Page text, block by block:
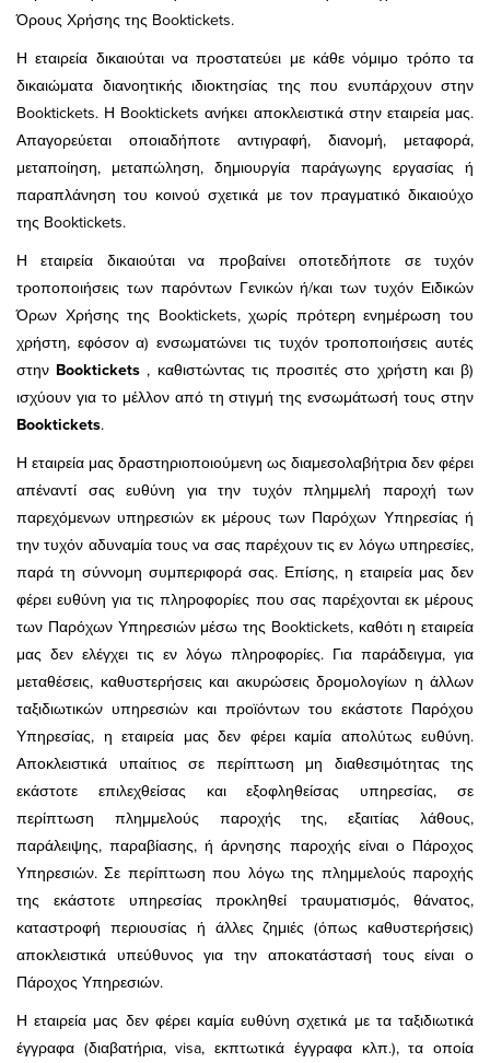
Όρους Χρήσης της Booktickets.
Η εταιρεία δικαιούται να προστατεύει με κάθε νόμιμο τρόπο τα
δικαιώματα διανοητικής ιδιοκτησίας της που ενυπάρχουν στην
Booktickets. Η Booktickets ανήκει αποκλειστικά στην εταιρεία μας.
Απαγορεύεται οποιαδήποτε αντιγραφή, διανομή, μεταφορά,
μεταποίηση, μεταπώληση, δημιουργία παράγωγης εργασίας ή
παραπλάνηση του κοινού σχετικά με τον πραγματικό δικαιούχο
της Booktickets.
Η εταιρεία δικαιούται να προβαίνει οποτεδήποτε σε τυχόν
τροποποιήσεις των παρόντων Γενικών ή/και των τυχόν Ειδικών
Όρων Χρήσης της Booktickets, χωρίς πρότερη ενημέρωση του
χρήστη, εφόσον α) ενσωματώνει τις τυχόν τροποποιήσεις αυτές
στην Booktickets , καθιστώντας τις προσιτές στο χρήστη και β)
ισχύουν για το μέλλον από τη στιγμή της ενσωμάτωσή τους στην
Booktickets.
Η εταιρεία μας δραστηριοποιούμενη ως διαμεσολαβήτρια δεν φέρει
απέναντί σας ευθύνη για την τυχόν πλημμελή παροχή των
παρεχόμενων υπηρεσιών εκ μέρους των Παρόχων Υπηρεσίας ή
την τυχόν αδυναμία τους να σας παρέχουν τις εν λόγω υπηρεσίες,
παρά τη σύννομη συμπεριφορά σας. Επίσης, η εταιρεία μας δεν
φέρει ευθύνη για τις πληροφορίες που σας παρέχονται εκ μέρους
των Παρόχων Υπηρεσιών μέσω της Booktickets, καθότι η εταιρεία
μας δεν ελέγχει τις εν λόγω πληροφορίες. Για παράδειγμα, για
μεταθέσεις, καθυστερήσεις και ακυρώσεις δρομολογίων η άλλων
ταξιδιωτικών υπηρεσιών και προϊόντων του εκάστοτε Παρόχου
Υπηρεσίας, η εταιρεία μας δεν φέρει καμία απολύτως ευθύνη.
Αποκλειστικά υπαίτιος σε περίπτωση μη διαθεσιμότητας της
εκάστοτε επιλεχθείσας και εξοφληθείσας υπηρεσίας, σε
περίπτωση πλημμελούς παροχής της, εξαιτίας λάθους,
παράλειψης, παραβίασης, ή άρνησης παροχής είναι ο Πάροχος
Υπηρεσιών. Σε περίπτωση που λόγω της πλημμελούς παροχής
της εκάστοτε υπηρεσίας προκληθεί τραυματισμός, θάνατος,
καταστροφή περιουσίας ή άλλες ζημιές (όπως καθυστερήσεις)
αποκλειστικά υπεύθυνος για την αποκατάστασή τους είναι ο
Πάροχος Υπηρεσιών.
Η εταιρεία μας δεν φέρει καμία ευθύνη σχετικά με τα ταξιδιωτικά
έγγραφα (διαβατήρια, visa, εκπτωτικά έγγραφα κλπ.), τα οποία